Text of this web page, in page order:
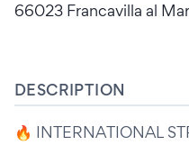
66023 Francavilla al
DESCRIPTION
🔥 INTERNATIONAL